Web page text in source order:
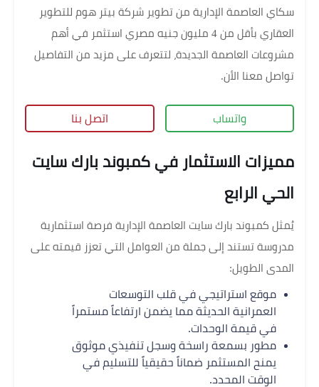
سكاي العاصمة الإدارية من تطوير شركة بيتر هوم للتطوير
العقاري بأقل من 4 مليون جنيه مصري استثمر في أهم
مشروعات العاصمة الجديدة، لتتعرف على مزيد من التفاصيل
تواصل معنا الأن.
واتساب اتصل بنا
مميزات الاستثمار في كمبوند بارك سايت
الحي الرابع
يُمثل كمبوند بارك سايت العاصمة الإدارية فرصة استثمارية
مدروسة تستند إلى جملة من العوامل التي تعزز قيمته على
المدى الطويل:
موقع استراتيجي في قلب التوسعات
العمرانية الحديثة مما يضمن ارتفاعاً مستمراً
في قيمة الوحدات.
مطور بسمعة راسخة وسجل تنفيذي موثوق
يمنح المستثمر ضماناً حقيقياً للتسليم في
الوقت المحدد.